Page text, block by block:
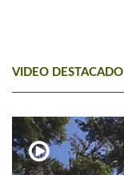
VIDEO DESTACADO